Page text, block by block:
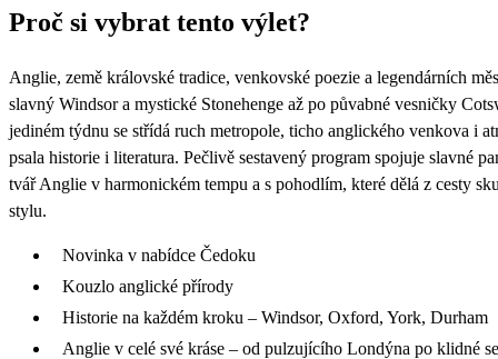
Proč si vybrat tento výlet?
Anglie, země královské tradice, venkovské poezie a legendárních
slavný Windsor a mystické Stonehenge až po půvabné vesničky
jediném týdnu se střídá ruch metropole, ticho anglického venkova i
psala historie i literatura. Pečlivě sestavený program spojuje slavné
tvář Anglie v harmonickém tempu a s pohodlím, které dělá z cesty
stylu.
Novinka v nabídce Čedoku
Kouzlo anglické přírody
Historie na každém kroku – Windsor, Oxford, York, Durham
Anglie v celé své kráse – od pulzujícího Londýna po klidné